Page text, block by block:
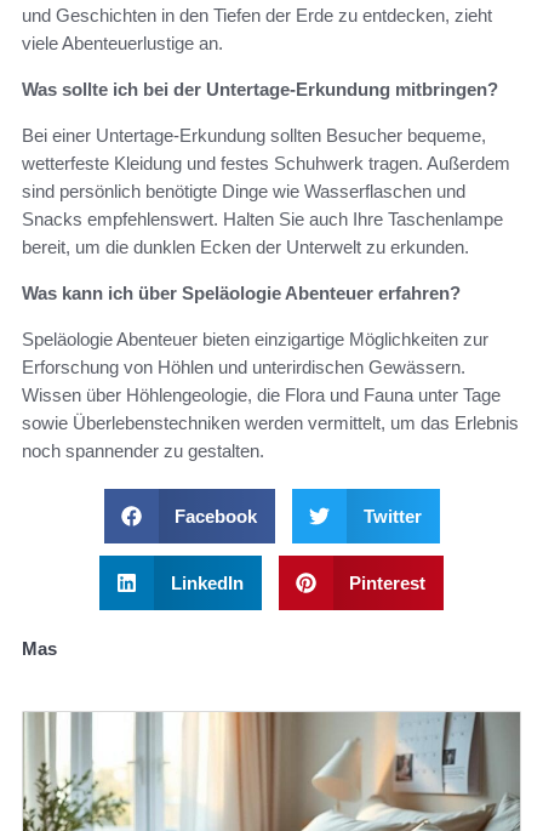
und Geschichten in den Tiefen der Erde zu entdecken, zieht
viele Abenteuerlustige an.
Was sollte ich bei der Untertage-Erkundung mitbringen?
Bei einer Untertage-Erkundung sollten Besucher bequeme,
wetterfeste Kleidung und festes Schuhwerk tragen. Außerdem
sind persönlich benötigte Dinge wie Wasserflaschen und
Snacks empfehlenswert. Halten Sie auch Ihre Taschenlampe
bereit, um die dunklen Ecken der Unterwelt zu erkunden.
Was kann ich über Speläologie Abenteuer erfahren?
Speläologie Abenteuer bieten einzigartige Möglichkeiten zur
Erforschung von Höhlen und unterirdischen Gewässern.
Wissen über Höhlengeologie, die Flora und Fauna unter Tage
sowie Überlebenstechniken werden vermittelt, um das Erlebnis
noch spannender zu gestalten.
Facebook Twitter
LinkedIn Pinterest
Mas